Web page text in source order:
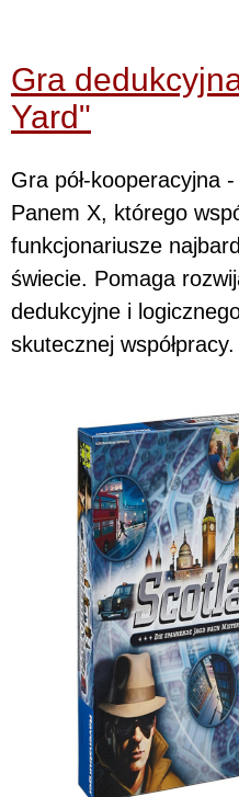
Gra
Yard"
Gra pół-kooperacyjna
Panem X, którego
funkcjonariusze
świecie. Pomaga
dedukcyjne i
skutecznej współpracy.